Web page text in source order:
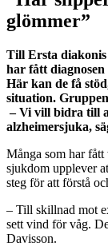
glömmer”
Till Ersta diakonis
har fått
Här kan de få
situation.
– Vi vill bidra till
alzheimersjuka,
Många som har
sjukdom upplever
steg för att förstå
– Till skillnad mot
sett vind för våg.
Davisson.